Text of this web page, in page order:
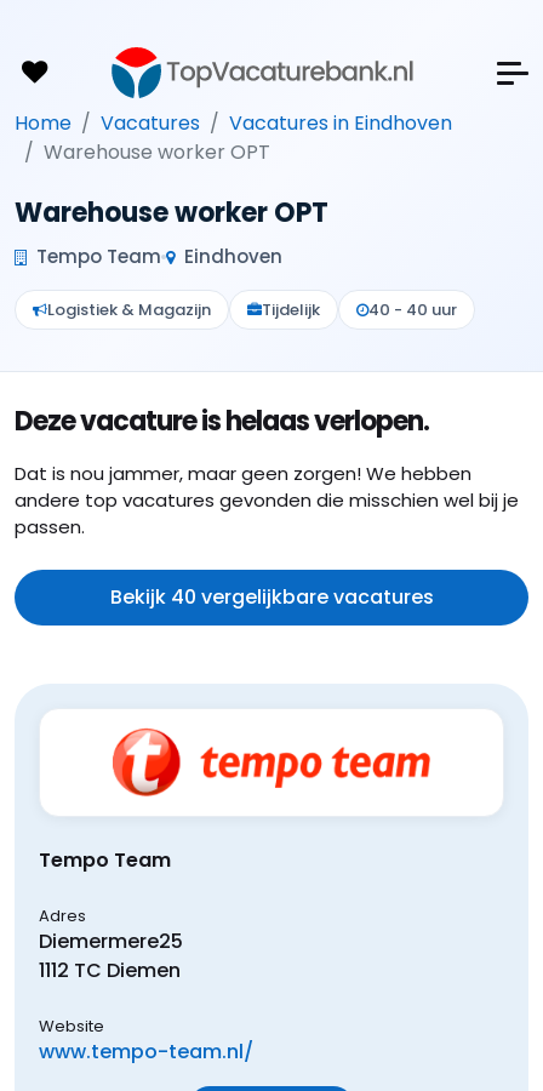
Home Vacatures
Vacatures in Eindhoven
Warehouse worker OPT
Warehouse worker OPT
Tempo Team Eindhoven
Logistiek & Magazijn Tijdelijk 40 - 40 uur
Deze vacature is helaas verlopen.
Dat is nou jammer, maar geen zorgen! We hebben
andere top vacatures gevonden die misschien wel bij je
passen.
Bekijk 40 vergelijkbare vacatures
Tempo Team
Adres
Diemermere25
1112 TC Diemen
Website
www.tempo-team.nl/